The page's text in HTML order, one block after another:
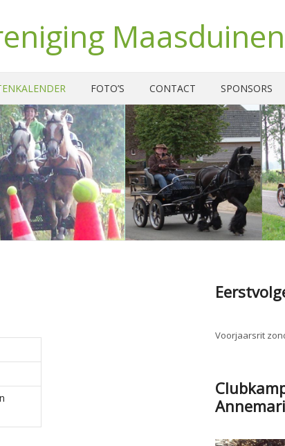
Maasduinen
FOTO’S CONTACT SPONSORS
Voorjaarsrit